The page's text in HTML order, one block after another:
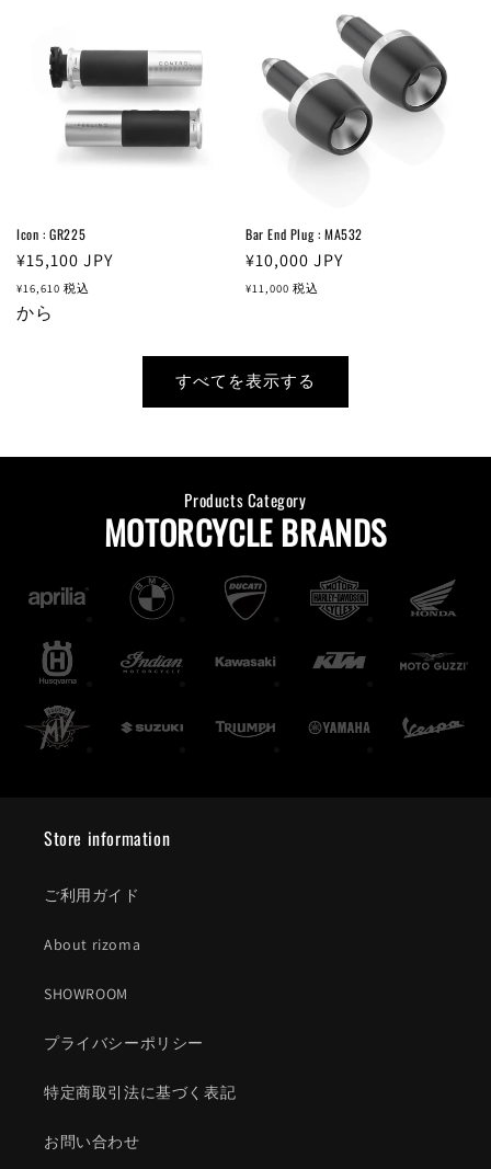
Icon : GR225
通
常
価
¥15,100 JPY
¥16,610 税込
から
Bar End Plug : MA532
通
常
¥10,000 JPY
¥11,000 税込
すべてを表示する
Products Category
MOTORCYCLE BRANDS
Store information
ご利用ガイド
About rizoma
SHOWROOM
プライバシーポリシー
特定商取引法に基づく表記
お問い合わせ